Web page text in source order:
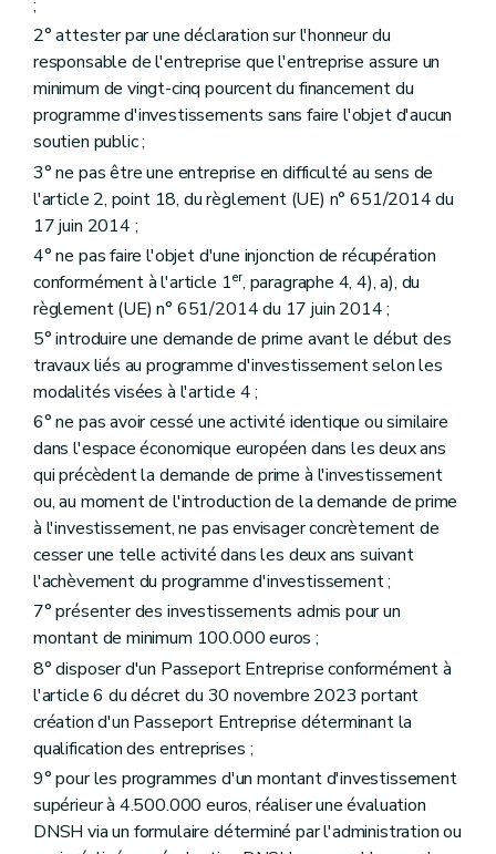
;
2° attester par une déclaration sur l'honneur du
responsable de l'entreprise que l'entreprise assure un
minimum de vingt-cinq pourcent du financement du
programme d'investissements sans faire l'objet d'aucun
soutien public ;
3° ne pas être une entreprise en difficulté au sens de
l'article 2, point 18, du règlement (UE) n° 651/2014 du
17 juin 2014 ;
4° ne pas faire l'objet d'une injonction de récupération
conformément à l'article 1er, paragraphe 4, 4), a), du
règlement (UE) n° 651/2014 du 17 juin 2014 ;
5° introduire une demande de prime avant le début des
travaux liés au programme d'investissement selon les
modalités visées à l'article 4 ;
6° ne pas avoir cessé une activité identique ou similaire
dans l'espace économique européen dans les deux ans
qui précèdent la demande de prime à l'investissement
ou, au moment de l'introduction de la demande de prime
à l'investissement, ne pas envisager concrètement de
cesser une telle activité dans les deux ans suivant
l'achèvement du programme d'investissement ;
7° présenter des investissements admis pour un
montant de minimum 100.000 euros ;
8° disposer d'un Passeport Entreprise conformément à
l'article 6 du décret du 30 novembre 2023 portant
création d'un Passeport Entreprise déterminant la
qualification des entreprises ;
9° pour les programmes d'un montant d'investissement
supérieur à 4.500.000 euros, réaliser une évaluation
DNSH via un formulaire déterminé par l'administration ou